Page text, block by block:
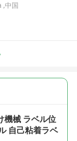
,中国
機械 ラベル位
自己粘着ラベ